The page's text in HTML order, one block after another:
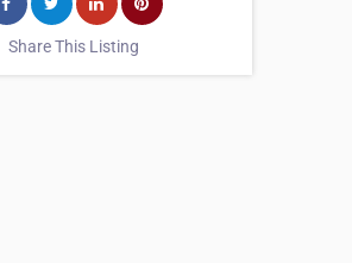
Share This Listing